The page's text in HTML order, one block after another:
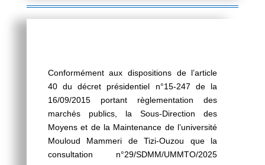
Conformément aux dispositions de l’article
40 du décret présidentiel n°15-247 de la
16/09/2015 portant règlementation des
marchés publics, la Sous-Direction des
Moyens et de la Maintenance de l’université
Mouloud Mammeri de Tizi-Ouzou que la
consultation n°29/SDMM/UMMTO/2025